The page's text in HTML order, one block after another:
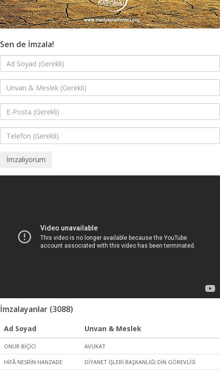
Sen de İmzala!
İmzalayanlar (3088)
Ad Soyad Unvan & Meslek
ONUR BİÇİCİ AVUKAT
HİFÂ NESRİN HANZADE DİYANET İŞLERİ BAŞKANLIĞI DİN GÖREVLİSİ